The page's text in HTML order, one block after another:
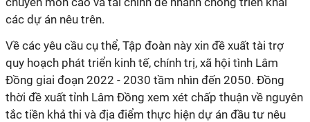
các dự án nêu trên.
Về các yêu cầu cụ thể, Tập đoàn này xin đề xuất tài trợ
quy hoạch phát triển kinh tế, chính trị, xã hội tình Lâm
Đồng giai đoạn 2022 - 2030 tầm nhìn đến 2050. Đồng
thời đề xuất tỉnh Lâm Đồng xem xét chấp thuận về nguyên
tắc tiền khả thi và địa điểm thực hiện dự án đầu tư nêu